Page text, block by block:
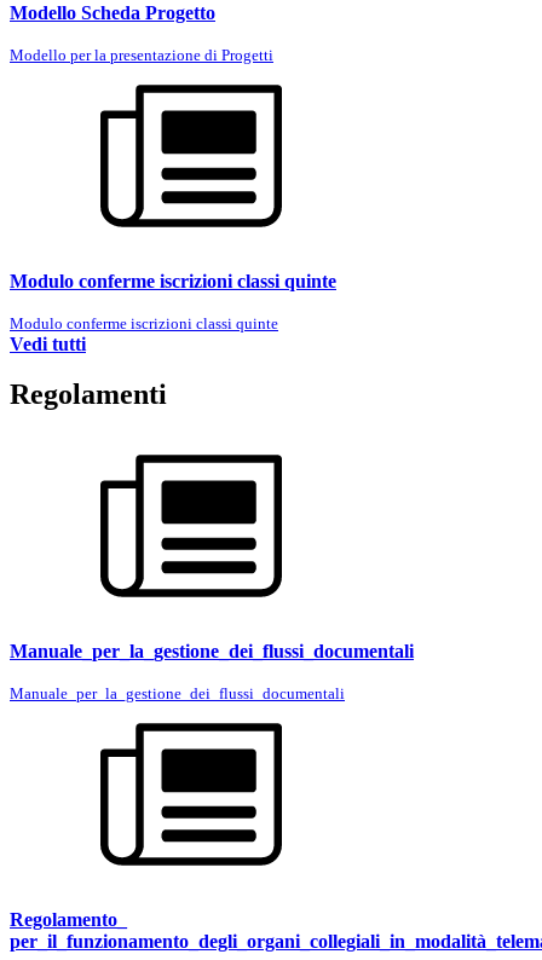
Modello Scheda Progetto
Modello per la presentazione di Progetti
Modulo conferme iscrizioni classi quinte
Modulo conferme iscrizioni classi quinte
Vedi tutti
Regolamenti
Manuale_per_la_gestione_dei_flussi_documentali
Manuale_per_la_gestione_dei_flussi_documentali
Regolamento_